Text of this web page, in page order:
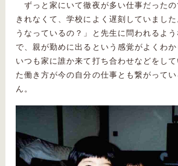
ずっと家にいて徹夜が多い仕事だったの
きれなくて、学校によく遅刻していまし
うなっているの？」と先生に問われるよ
で、親が勤めに出るという感覚がよくわか
いつも家に誰か来て打ち合わせなどをし
た働き方が今の自分の仕事とも繋がって
ん。